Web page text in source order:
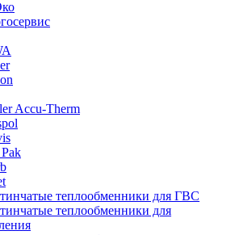
Accu-Therm
теплообменники для ГВС
теплообменники для